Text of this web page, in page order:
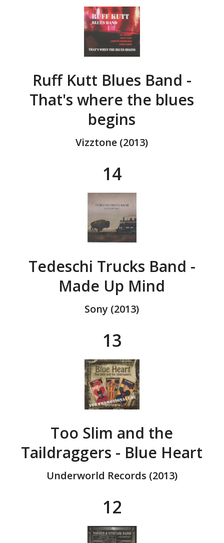
Ruff Kutt Blues Band -
That's where the blues
begins
Vizztone (2013)
14
Tedeschi Trucks Band -
Made Up Mind
Sony (2013)
13
Too Slim and the
Taildraggers - Blue Heart
Underworld Records (2013)
12